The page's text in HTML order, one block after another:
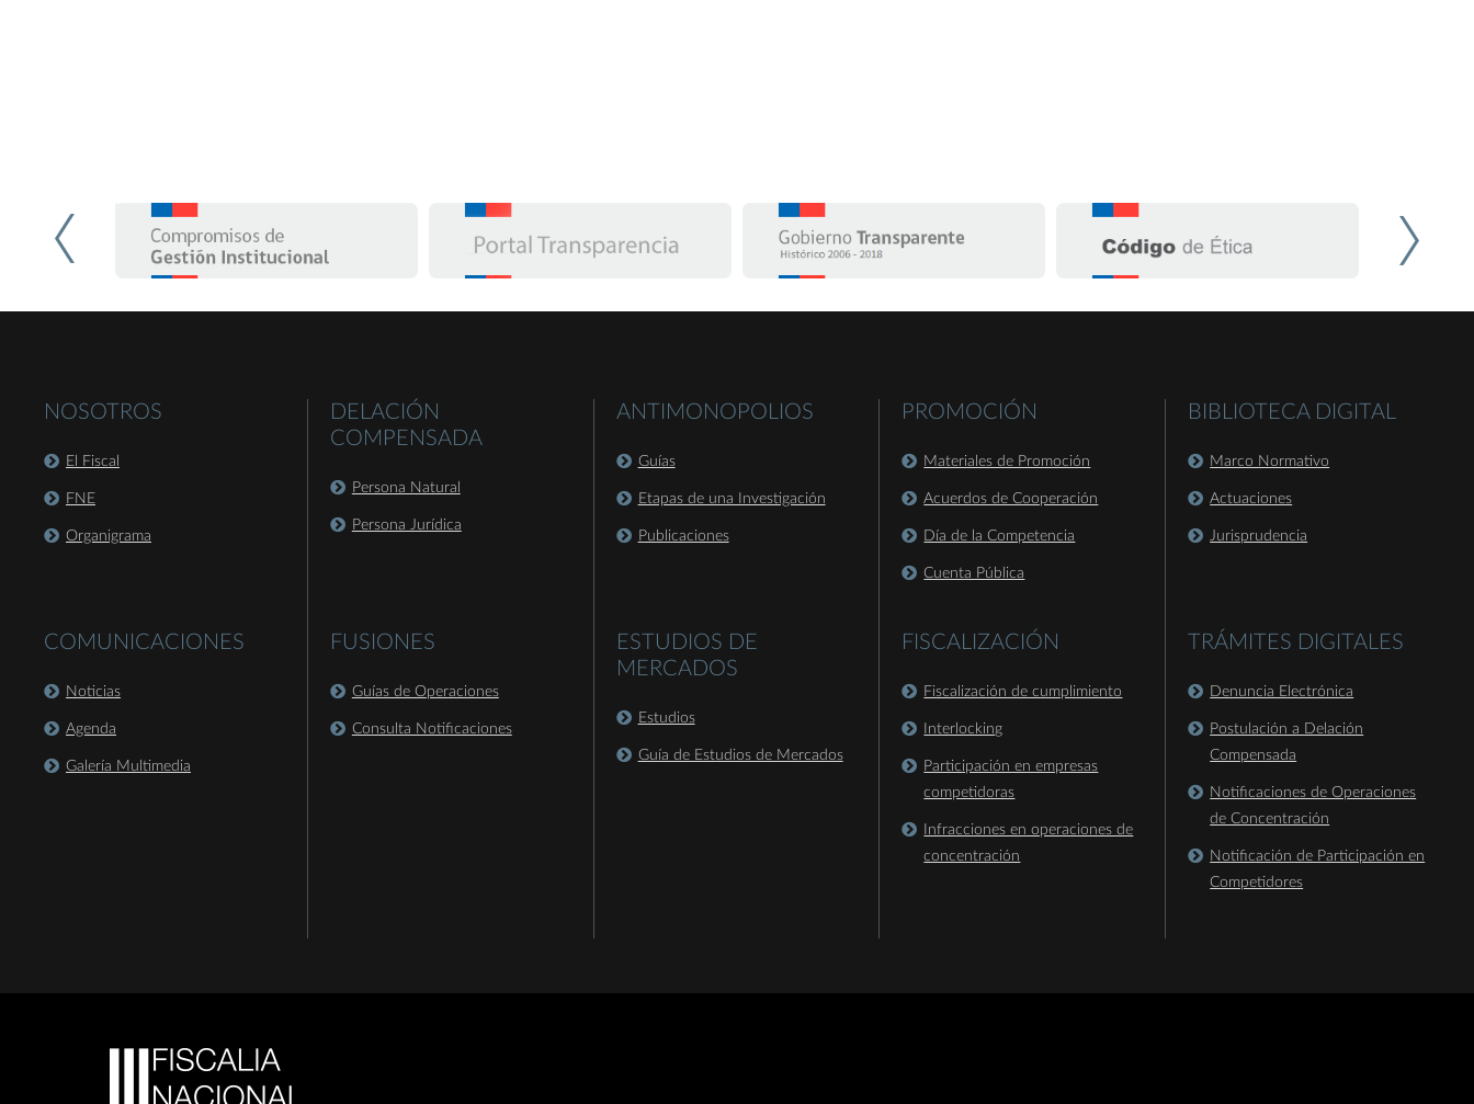
NOSOTROS
El Fiscal
FNE
Organigrama
COMUNICACIONES
Noticias
Agenda
Galería Multimedia
DELACIÓN
COMPENSADA
Persona Natural
Persona Jurídica
FUSIONES
Guías de Operaciones
Consulta Notificaciones
ANTIMONOPOLIOS
Guías
Etapas de una Investigación
Publicaciones
ESTUDIOS DE
MERCADOS
Estudios
Guía de Estudios de Mercados
PROMOCIÓN
Materiales de Promoción
Acuerdos de Cooperación
Día de la Competencia
Cuenta Pública
FISCALIZACIÓN
Fiscalización de cumplimiento
Interlocking
Participación en empresas
competidoras
Infracciones en operaciones de
concentración
BIBLIOTECA DIGITAL
Marco Normativo
Actuaciones
Jurisprudencia
TRÁMITES DIGITALES
Denuncia Electrónica
Postulación a Delación
Compensada
Notificaciones de Operaciones
de Concentración
Notificación de Participación en
Competidores